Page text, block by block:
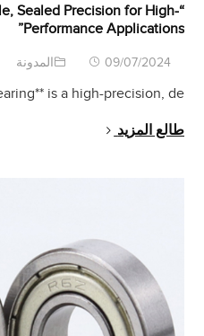
“
,Sealed Precision for High-
Performance Applications
”
09/07/2024 المدونة
is a high-precision,de
طالع المزيد